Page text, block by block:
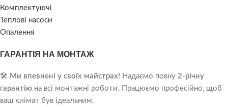
Комплектуючі
Теплові насоси
Опалення
ГАРАНТІЯ НА МОНТАЖ
🛠️ Ми впевнені у своїх майстрах! Надаємо повну 2-річну
гарантію на всі монтажні роботи. Працюємо професійно, щоб
ваш клімат був ідеальним.